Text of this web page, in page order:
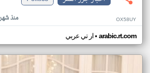
منذ OX58UY
ار تي عربي• arabic.rt.com